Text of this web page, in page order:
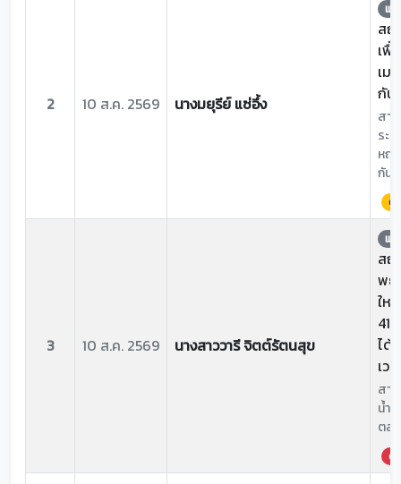
2 10 ส.ค. 2569 นางมยุรีย์ แซ่อึ้ง
แจ้
สถ
เฟื่
เม
กัน
สา
ระ
หญ้
กัน
ด่
3 10 ส.ค. 2569 นางสาววารี จิตต์รัตนสุข
แ
สถ
พย
ให
ได้
เว
สา
น้ำ
ตล
ด่